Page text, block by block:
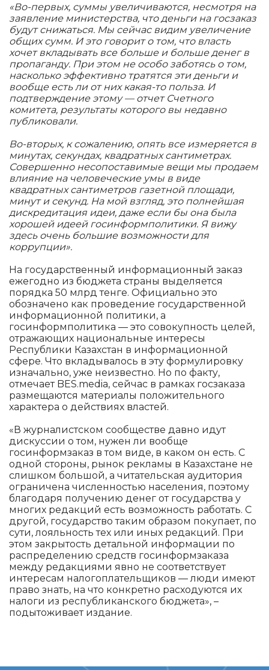
«Во-первых, суммы увеличиваются, несмотря на
заявление министерства, что деньги на госзаказ
будут снижаться. Мы сейчас видим увеличение
общих сумм. И это говорит о том, что власть
хочет вкладывать все больше и больше денег в
пропаганду. При этом не особо заботясь о том,
насколько эффективно тратятся эти деньги и
вообще есть ли от них какая-то польза. И
подтверждение этому — отчет Счетного
комитета, результаты которого вы недавно
публиковали.
Во-вторых, к сожалению, опять все измеряется в
минутах, секундах, квадратных сантиметрах.
Совершенно несопоставимые вещи мы продаем
влияние на человеческие умы в виде
квадратных сантиметров газетной площади,
минут и секунд. На мой взгляд, это полнейшая
дискредитация идеи, даже если бы она была
хорошей идеей госинформполитики. Я вижу
здесь очень большие возможности для
коррупции».
На государственный информационный заказ
ежегодно из бюджета страны выделяется
порядка 50 млрд тенге. Официально это
обозначено как проведение государственной
информационной политики, а
госинформполитика — это совокупность целей,
отражающих национальные интересы
Республики Казахстан в информационной
сфере. Что вкладывалось в эту формулировку
изначально, уже неизвестно. Но по факту,
отмечает BES.media, сейчас в рамках госзаказа
размещаются материалы положительного
характера о действиях властей.
«В журналистском сообществе давно идут
дискуссии о том, нужен ли вообще
госинформзаказ в том виде, в каком он есть. С
одной стороны, рынок рекламы в Казахстане не
слишком большой, а читательская аудитория
ограничена численностью населения, поэтому
благодаря получению денег от государства у
многих редакций есть возможность работать. С
другой, государство таким образом покупает, по
сути, лояльность тех или иных редакций. При
этом закрытость детальной информации по
распределению средств госинформзаказа
между редакциями явно не соответствует
интересам налогоплательщиков — люди имеют
право знать, на что конкретно расходуются их
налоги из республиканского бюджета», –
подытоживает издание.